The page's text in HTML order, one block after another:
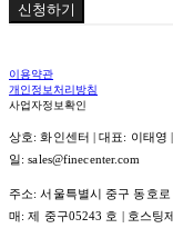
신청하기
이용약관
개인정보처리방침
사업자정보확인
상호: 화인센터 | 대표: 이태영
일: sales@finecenter.com
주소: 서울특별시 중구 동호
매:제 중구05243 호 | 호스팅